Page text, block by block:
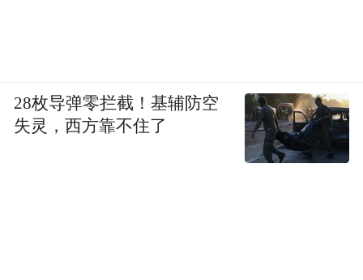
28枚导弹零拦截！基辅防空
失灵，西方靠不住了